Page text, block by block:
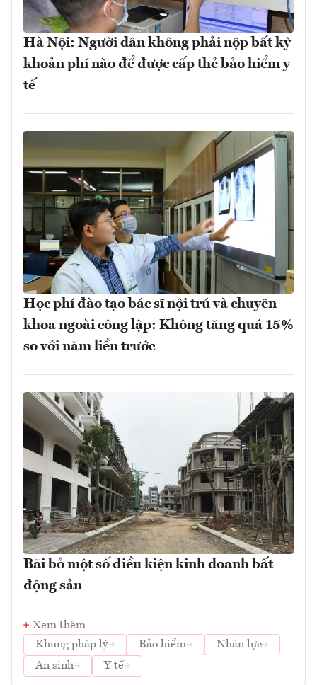
Hà Nội: Người dân không phải nộp bất kỳ
khoản phí nào để được cấp thẻ bảo hiểm y
tế
Học phí đào tạo bác sĩ nội trú và chuyên
khoa ngoài công lập: Không tăng quá 15%
so với năm liền trước
Bãi bỏ một số điều kiện kinh doanh bất
động sản
Xem thêm
Khung pháp lý
Bảo hiểm
Nhân lực
An sinh
Y tế